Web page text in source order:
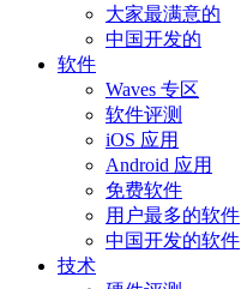
大家最满意的
中国开发的
软件
Waves 专区
软件评测
iOS 应用
Android 应用
免费软件
用户最多的软件
中国开发的软件
技术